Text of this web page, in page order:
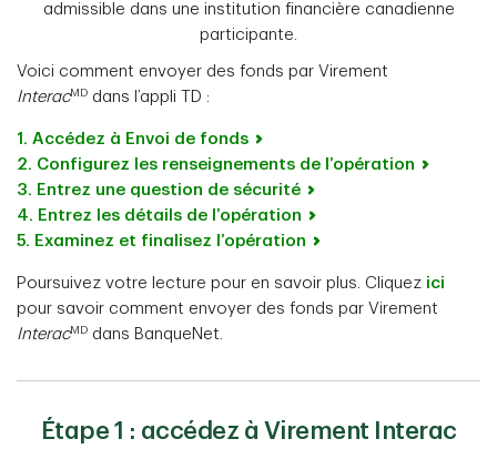
admissible dans une institution financière canadienne
participante.
Voici comment envoyer des fonds par Virement
InteracMD dans l’appli TD :
1. Accédez à Envoi de fonds
2. Configurez les renseignements de l’opération
3. Entrez une question de sécurité
4. Entrez les détails de l’opération
5. Examinez et finalisez l’opération
Poursuivez votre lecture pour en savoir plus. Cliquez ici
pour savoir comment envoyer des fonds par Virement
InteracMD dans BanqueNet.
Étape 1 : accédez à Virement Interac